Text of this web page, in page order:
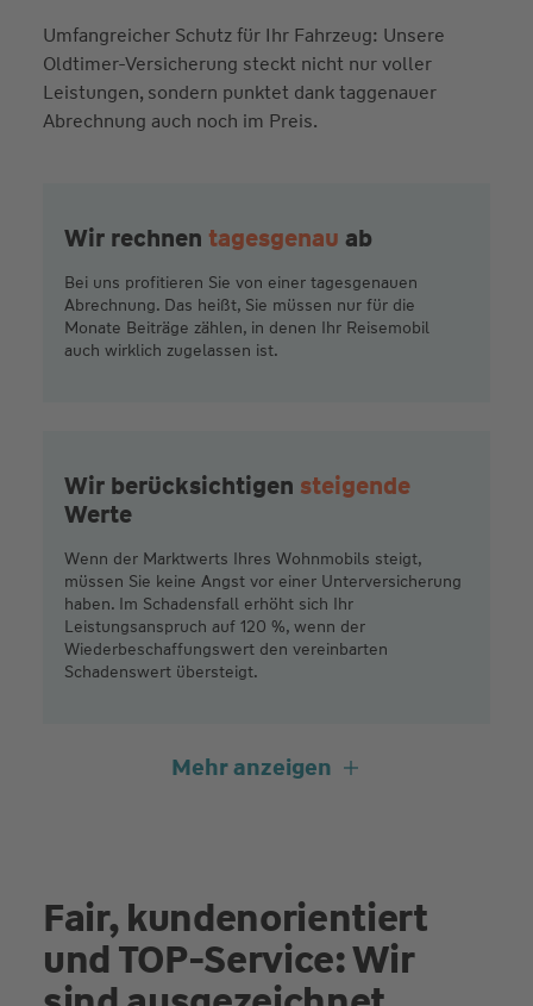
Umfangreicher Schutz für Ihr Fahrzeug: Unsere
Oldtimer-Versicherung steckt nicht nur voller
Leistungen, sondern punktet dank taggenauer
Abrechnung auch noch im Preis.
Wir rechnen tagesgenau ab
Bei uns profitieren Sie von einer tagesgenauen
Abrechnung. Das heißt, Sie müssen nur für die
Monate Beiträge zählen, in denen Ihr Reisemobil
auch wirklich zugelassen ist.
Wir berücksichtigen steigende
Werte
Wenn der Marktwerts Ihres Wohnmobils steigt,
müssen Sie keine Angst vor einer Unterversicherung
haben. Im Schadensfall erhöht sich Ihr
Leistungsanspruch auf 120 %, wenn der
Wiederbeschaffungswert den vereinbarten
Schadenswert übersteigt.
Wir versichern in der Teilkasko u. a. den
Zusammenstoß mit Tieren aller Art – nicht nur
Wildtiere - und auch Vandalismus ist bereits in Ihrer
Teilkasko abgesichert.
Mehr anzeigen
Fair, kundenorientiert
und TOP-Service: Wir